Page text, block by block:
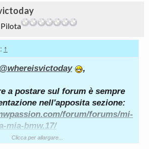
↑
@whereisvictoday ,
a postare sul forum è sempre
nell'apposita sezione:
forum/forums/mi-
mia-bmw.17/
a disposizione un facsimile per
Clicca per allargare...